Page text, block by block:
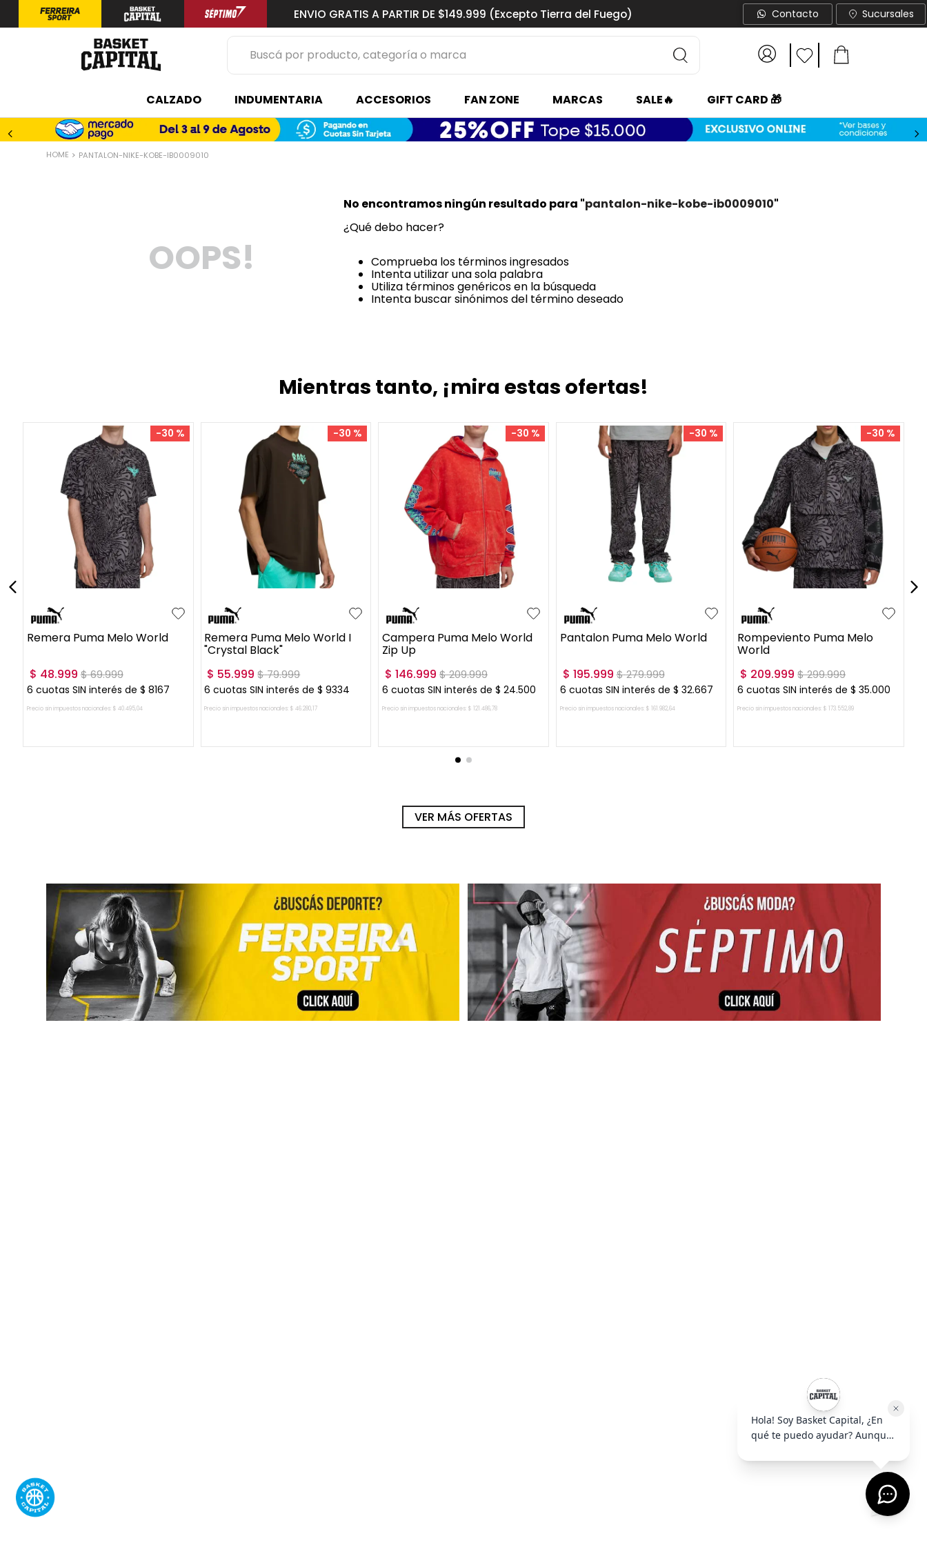
ENVIO GRATIS A PARTIR DE $149.999 (Excepto Tierra del Fuego) Contacto Sucursales
Buscá por producto, categoría o marca
CALZADO INDUMENTARIA ACCESORIOS FAN ZONE MARCAS SALE🔥 GIFT CARD 🎁
PANTALON-NIKE-KOBE-IB0009010
OOPS!
No encontramos ningún resultado para "pantalon-nike-kobe-ib0009010"
¿Qué debo hacer?
Comprueba los términos ingresados
Intenta utilizar una sola palabra
Utiliza términos genéricos en la búsqueda
Intenta buscar sinónimos del término deseado
Mientras tanto, ¡mira estas ofertas!
-30 %
L XL XXL
Remera Puma Melo World
$ 48.999 $69.999
6 cuotas SIN interés de $ 8167
Precio sin impuestos nacionales: $ 40.495,04
-30 %
L XL XXL
Remera Puma Melo World I
"Crystal Black"
$ 55.999 $79.999
6 cuotas SIN interés de$ 9334
Precio sin impuestos nacionales: $ 46.280,17
-30 %
L XL
Campera Puma Melo World
Zip Up
$ 146.999 $209.999
6 cuotas SIN interés de $ 24.500
Precio sin impuestos nacionales: $ 121 486,78
-30 %
XL XXL
Pantalon Puma Melo World
$ 195.999 $279.999
6 cuotas SIN interés de $ 32.667
Precio sin impuestos nacionales: $ 161 982,64
-30 %
L XL
Rompeviento Puma Melo
World
$ 209.999 $299.999
6 cuotas SIN interés de$ 35.000
Precio sin impuestos nacionales: $ 173 552,89
VER MÁS OFERTAS
2.
niño